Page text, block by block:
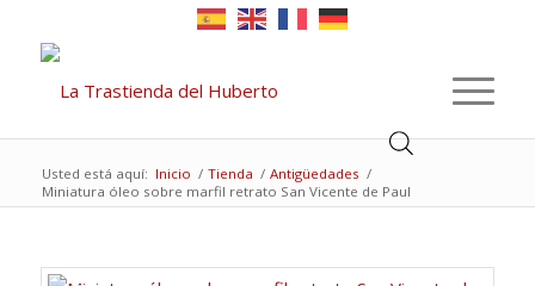
Usted está aquí: Inicio / Tienda / Antigüedades /
Miniatura óleo sobre marfil retrato San Vicente de Paul